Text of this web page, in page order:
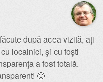
după acea vizită, aţi
localnici, şi cu foşti
a fost totală.
🙂